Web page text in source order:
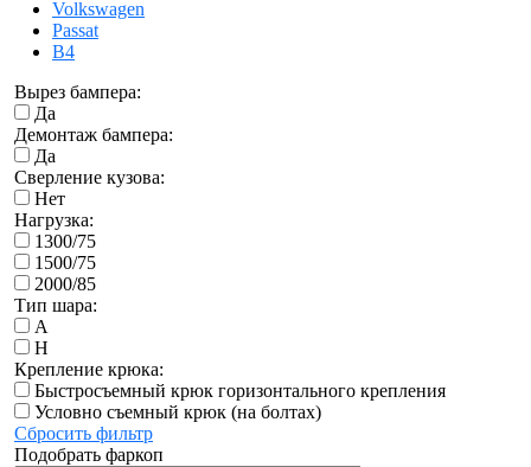
Volkswagen
Passat
B4
Вырез бампера:
Да
Демонтаж бампера:
Да
Сверление кузова:
Нет
Нагрузка:
1300/75
1500/75
2000/85
Тип шара:
A
H
Крепление крюка:
Быстросъемный крюк горизонтального крепления
Условно съемный крюк (на болтах)
Сбросить фильтр
Подобрать фаркоп